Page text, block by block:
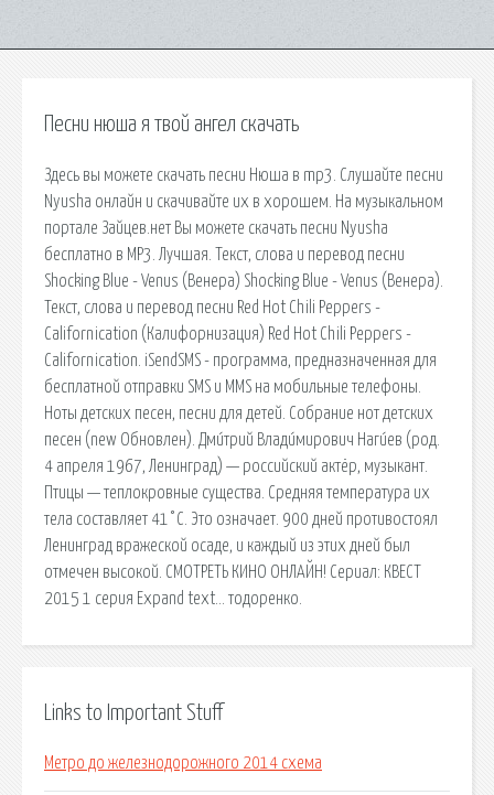
Песни нюша я твой ангел скачать
Здесь вы можете скачать песни Нюша в mp3. Слушайте песни
Nyusha онлайн и скачивайте их в хорошем. На музыкальном
портале Зайцев.нет Вы можете скачать песни Nyusha
бесплатно в MP3. Лучшая. Текст, слова и перевод песни
Shocking Blue - Venus (Венера) Shocking Blue - Venus (Венера).
Текст, слова и перевод песни Red Hot Chili Peppers -
Californication (Калифорнизация) Red Hot Chili Peppers -
Californication. iSendSMS - программа, предназначенная для
бесплатной отправки SMS и MMS на мобильные телефоны.
Ноты детских песен, песни для детей. Собрание нот детских
песен (new Обновлен). Дми́трий Влади́мирович Наги́ев (род.
4 апреля 1967, Ленинград) — российский актёр, музыкант.
Птицы — теплокровные существа. Средняя температура их
тела составляет 41°С. Это означает. 900 дней противостоял
Ленинград вражеской осаде, и каждый из этих дней был
отмечен высокой. СМОТРЕТЬ КИНО ОНЛАЙН! Сериал: КВЕСТ
2015 1 серия Expand text… тодоренко.
Links to Important Stuff
Метро до железнодорожного 2014 схема